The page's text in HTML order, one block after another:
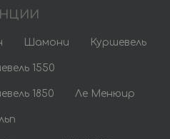
Шамони Куршевель
1550
1850 Ле Менюир